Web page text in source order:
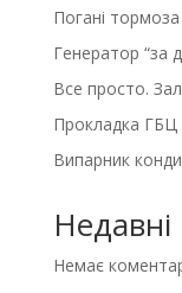
Погані
Генератор “за
Все просто.
Прокладка ГБЦ
Випарник
Недавні
Немає